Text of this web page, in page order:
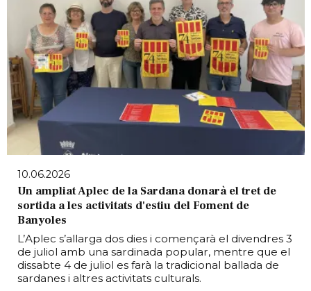
10.06.2026
Un ampliat Aplec de la Sardana donarà el tret de
sortida a les activitats d'estiu del Foment de
Banyoles
L’Aplec s’allarga dos dies i començarà el divendres 3
de juliol amb una sardinada popular, mentre que el
dissabte 4 de juliol es farà la tradicional ballada de
sardanes i altres activitats culturals.